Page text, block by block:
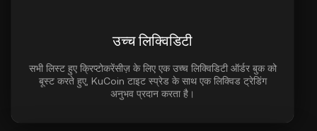
उच्च लिक्विडिटी
सभी लिस्ट हुए क्रिप्टोकरेंसीज़ के लिए एक उच्च लिक्विडिटी ऑर्डर बुक को
बूस्ट करते हुए, KuCoin टाइट स्प्रेड के साथ एक लिक्विड ट्रेडिंग
अनुभव प्रदान करता है।